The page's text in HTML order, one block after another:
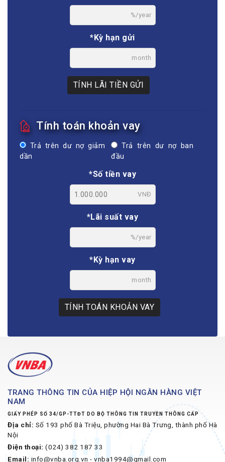
%/year
*Kỳ hạn gửi
month
TÍNH LÃI TIỀN GỬI
Tính toán khoản vay
Trả trên dư nợ giảm
dần
Trả trên dư nợ ban
đầu
*Số tiền vay
VNĐ
*Lãi suất vay
%/year
*Kỳ hạn vay
month
TÍNH TOÁN KHOẢN VAY
TRANG THÔNG TIN CỦA HIỆP HỘI NGÂN HÀNG VIỆT
NAM
GIẤY PHÉP SỐ 34/GP-TTĐT DO BỘ THÔNG TIN TRUYỀN THÔNG CẤP
Địa chỉ: Số 193 phố Bà Triệu, phường Hai Bà Trưng, thành phố Hà
Nội
Điện thoại: (024) 382 187 33
Email: info@vnba.org.vn - vnba1994@gmail.com